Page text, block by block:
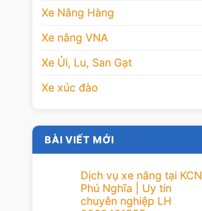
Xe Nâng Hàng
Xe nâng VNA
Xe Ủi, Lu, San Gạt
Xe xúc đào
BÀI VIẾT MỚI
Dịch vụ xe nâng tại KCN
Phú Nghĩa | Uy tín
chuyên nghiệp LH